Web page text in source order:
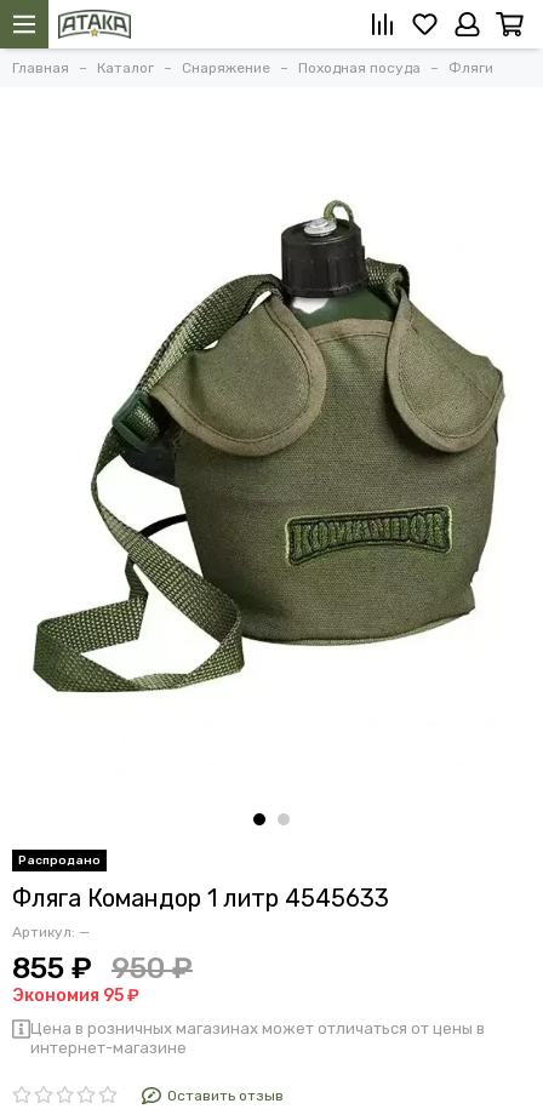
Главная Каталог Снаряжение Походная посуда Фляги
Фляга Командор 1 литр 4545633
Артикул: —
855 ₽ 950 ₽
Экономия 95 ₽
Цена в розничных магазинах может отличаться от цены в
интернет-магазине
Оставить отзыв